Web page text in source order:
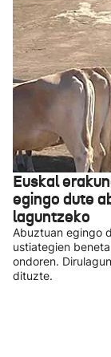
Euskal
egingo dute
laguntzeko
Abuztuan egingo
ustiategien
ondoren.
dituzte.